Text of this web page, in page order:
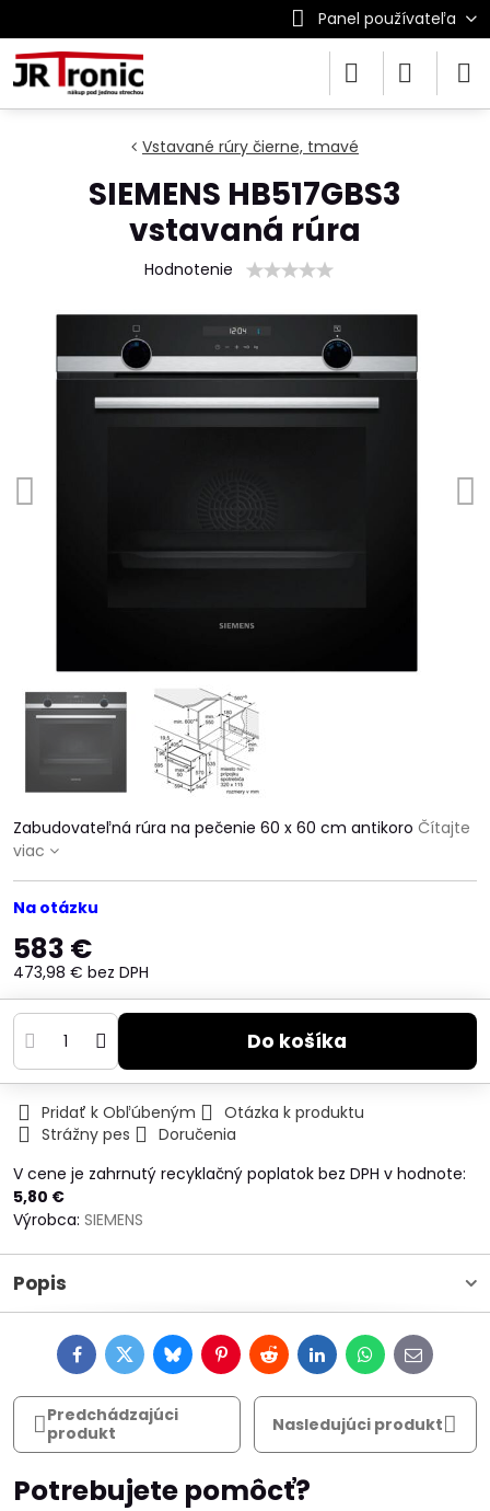
Panel používateľa
Vstavané rúry čierne, tmavé
SIEMENS HB517GBS3
vstavaná rúra
Hodnotenie
Zabudovateľná rúra na pečenie 60 x 60 cm antikoro Čítajte
viac
Na otázku
583 €
473,98 € bez DPH
Do košíka
Pridať k Obľúbeným
Otázka k produktu
Strážny pes
Doručenia
V cene je zahrnutý recyklačný poplatok bez DPH v hodnote:
5,80 €
Výrobca: SIEMENS
Popis
FacebookTwitterBlueskyPinterestRedditLinkedInWhatsApp
E-
mail
Predchádzajúci
produkt
Nasledujúci produkt
Potrebujete pomôcť?